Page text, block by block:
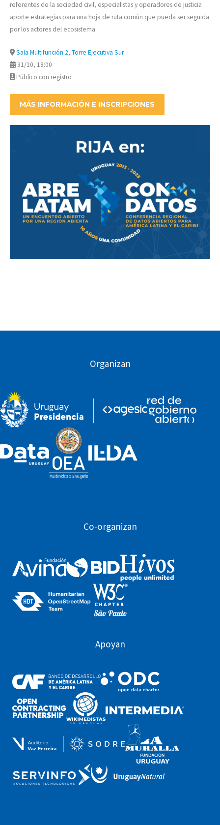
referentes de la sociedad civil, especialistas y operadores de justicia
aporte estrategias para una hoja de ruta común que pueda ser seguida
por los actores del ecosistema.
Sala Multifunción 2, Torre Ejecutiva Sur
31/10, 18:00
Público con registro
MÁS INFORMACIÓN E INSCRIPCIONES
Organizan
Co-organizan
Apoyan